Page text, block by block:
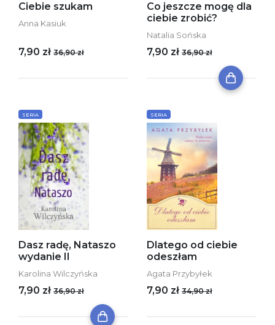
Ciebie szukam
Anna Kasiuk
7,90 zł 36,90 zł
Co jeszcze mogę dla
ciebie zrobić?
Natalia Sońska
7,90 zł 36,90 zł
SERIA
Dasz radę, Nataszo
wydanie II
Karolina Wilczyńska
7,90 zł 36,90 zł
SERIA
Dlatego od ciebie
odeszłam
Agata Przybyłek
7,90 zł 34,90 zł